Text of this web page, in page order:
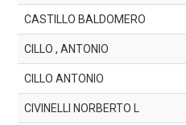
CASTILLO BALDOMERO
CILLO , ANTONIO
CILLO ANTONIO
CIVINELLI NORBERTO L